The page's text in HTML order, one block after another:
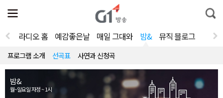
전
체
뉴
열
통
합
라디오 홈 예감좋은날 매일 그대와 밤& 뮤직 블로그
프로그램 소개 선곡표 사연과 신청곡
밤&
월~일요일 자정 ~ 1시